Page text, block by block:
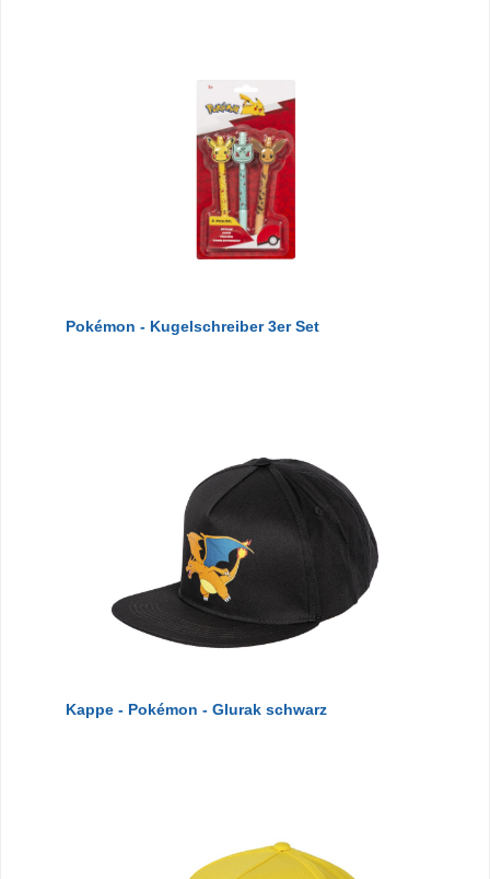
Pokémon - Kugelschreiber 3er Set
Kappe - Pokémon - Glurak schwarz